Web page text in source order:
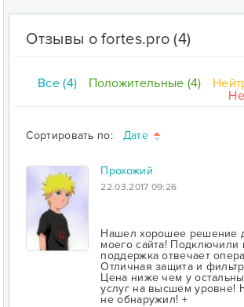
Отзывы о fortes.pro (4)
Все (4) Положительные (4)
Сортировать по: Дате
Прохожий
22.03.2017 09:26
Нашел хорошее решение
моего сайта! Подключили
поддержка отвечает
Отличная защита и
Цена ниже чем у
услуг на высшем уровне!
не обнаружил! +